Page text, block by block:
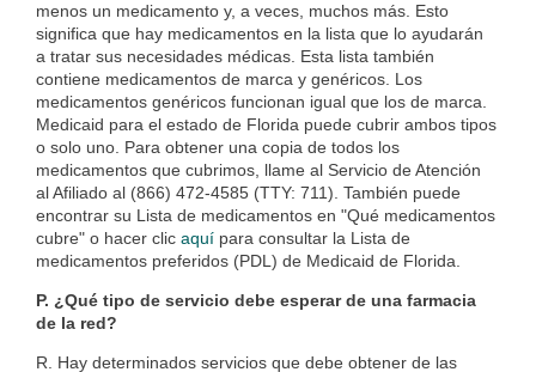
menos un medicamento y, a veces, muchos más. Esto
significa que hay medicamentos en la lista que lo ayudarán
a tratar sus necesidades médicas. Esta lista también
contiene medicamentos de marca y genéricos. Los
medicamentos genéricos funcionan igual que los de marca.
Medicaid para el estado de Florida puede cubrir ambos tipos
o solo uno. Para obtener una copia de todos los
medicamentos que cubrimos, llame al Servicio de Atención
al Afiliado al (866) 472-4585 (TTY: 711). También puede
encontrar su Lista de medicamentos en "Qué medicamentos
cubre" o hacer clic aquí para consultar la Lista de
medicamentos preferidos (PDL) de Medicaid de Florida.
P. ¿Qué tipo de servicio debe esperar de una farmacia
de la red?
R. Hay determinados servicios que debe obtener de las